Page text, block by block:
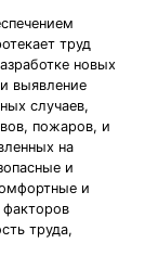
труд
новых
выявление
случаев,
пожаров, и
на
и
и
факторов
труда,